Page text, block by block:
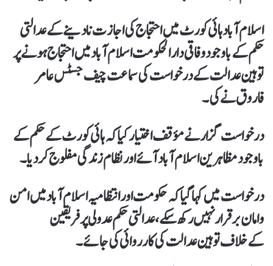
اسلام آباد ہائی کورٹ میں احتجاج کی اجازت نا دینے کے عدالتی
حکم کےباوجود وفاقی دارالحکومت اسلام آباد میں احتجاج ہونے پر
توہین عدالت کےدرخواست کی سماعت چیف جسٹس عامر
فاروق نے کی۔
درخواست گزار نے مؤقف اختیار کیاکہ ہائی کورٹ کےحکم کے
باوجود مظاہرین اسلام آباد آئےاور نظام زندگی مفلوج کردیا۔
درخواست میں کہاگیا کہ حکومت اور انتظامیہ اسلام آباد میں امن
و امان برقرارنہیں رکھ سکے،عدالتی حکم عدولی پر فریقین
کےخلاف توہین عدالت کی کارروائی کی جائے۔